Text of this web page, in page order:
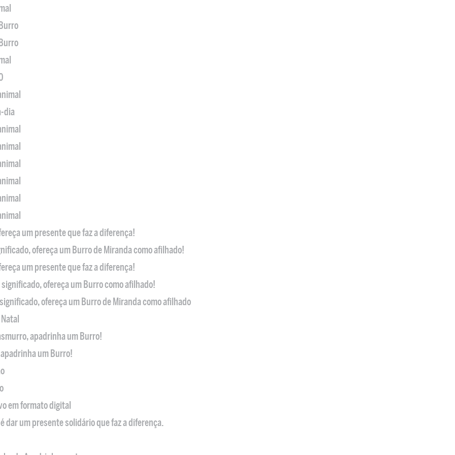
dia
um presente que faz a diferença!
ofereça um Burro de Miranda como afilhado!
um presente que faz a diferença!
ofereça um Burro como afilhado!
ofereça um Burro de Miranda como afilhado
apadrinha um Burro!
um Burro!
em formato digital
dar um presente solidário que faz a diferença.